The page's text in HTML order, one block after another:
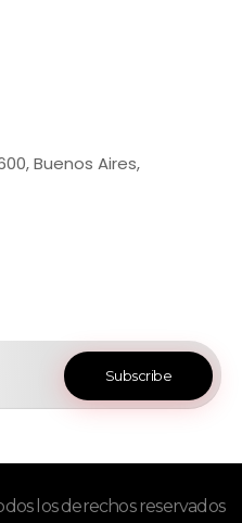
Buenos Aires,
los derechos reservados